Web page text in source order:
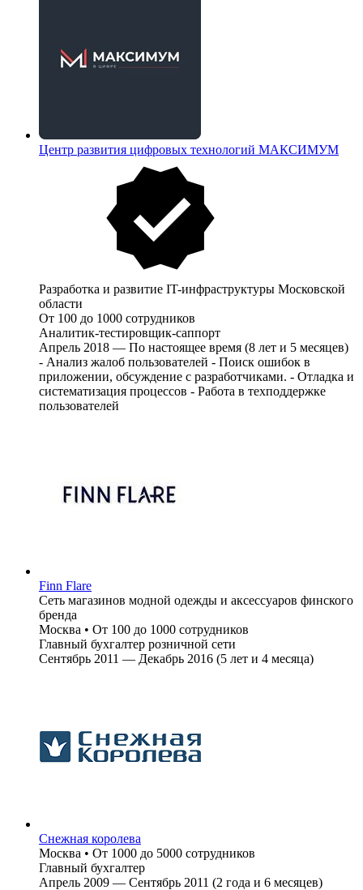
Центр развития цифровых технологий МАКСИМУМ
Разработка и развитие IT-инфраструктуры Московской
области
От 100 до 1000 сотрудников
Аналитик-тестировщик-саппорт
Апрель 2018 — По настоящее время (8 лет и 5 месяцев)
- Анализ жалоб пользователей - Поиск ошибок в
приложении, обсуждение с разработчиками. - Отладка и
систематизация процессов - Работа в техподдержке
пользователей
Finn Flare
Сеть магазинов модной одежды и аксессуаров финского
бренда
Москва • От 100 до 1000 сотрудников
Главный бухгалтер розничной сети
Сентябрь 2011 — Декабрь 2016 (5 лет и 4 месяца)
Снежная королева
Москва • От 1000 до 5000 сотрудников
Главный бухгалтер
Апрель 2009 — Сентябрь 2011 (2 года и 6 месяцев)